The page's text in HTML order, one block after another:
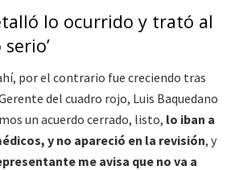
lo ocurrido y trató al
por el contrario fue creciendo tras
del cuadro rojo, Luis Baquedano
un acuerdo cerrado, listo, lo iban a
y no apareció en la revisión, y
me avisa que no va a